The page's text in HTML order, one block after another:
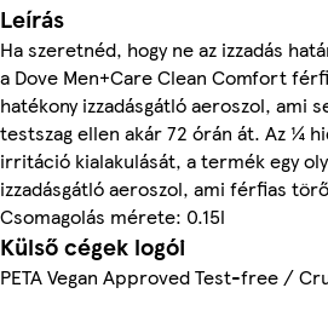
Leírás
Ha szeretnéd, hogy ne az izzadás
a Dove Men+Care Clean Comfort
hatékony izzadásgátló aeroszol, ami
testszag ellen akár 72 órán át. Az ¼
irritáció kialakulását, a termék egy
izzadásgátló aeroszol, ami férfias
Csomagolás mérete: 0.15l
Külső cégek logói
PETA Vegan Approved Test-free /